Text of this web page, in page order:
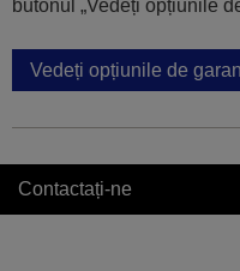
butonul „Vedeți opțiunile
Vedeți opțiunile de
Contactați-ne